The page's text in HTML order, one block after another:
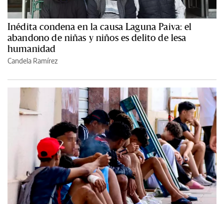
Inédita condena en la causa Laguna Paiva: el
abandono de niñas y niños es delito de lesa
humanidad
Candela Ramírez